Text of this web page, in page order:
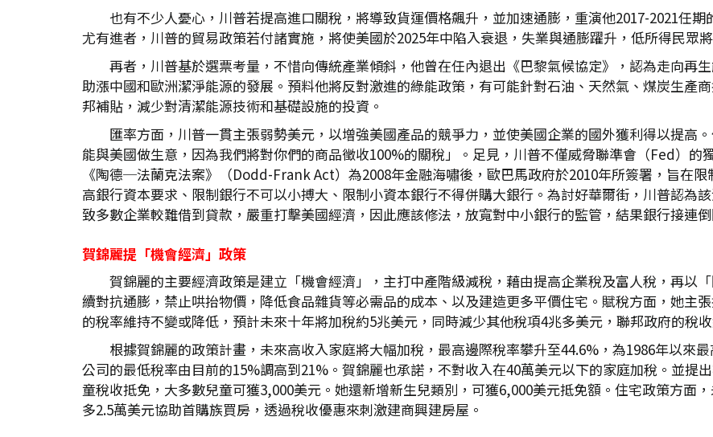
也有不少人憂心，川普若提高進口關稅，將導致貨運價格飆升，並加速通膨，重演他2017-2021任
尤有進者，川普的貿易政策若付諸實施，將使美國於2025年中陷入衰退，失業與通膨躍升，低所得民眾
再者，川普基於選票考量，不惜向傳統產業傾斜，他曾在任內退出《巴黎氣候協定》，認為走向再
助漲中國和歐洲潔淨能源的發展。預料他將反對激進的綠能政策，有可能針對石油、天然氣、煤炭生產
邦補貼，減少對清潔能源技術和基礎設施的投資。
匯率方面，川普一貫主張弱勢美元，以增強美國產品的競爭力，並使美國企業的國外獲利得以提高
能與美國做生意，因為我們將對你們的商品徵收100%的關稅」。足見，川普不僅威脅聯準會（Fed）的
《陶德─法蘭克法案》（Dodd-Frank Act）為2008年金融海嘯後，歐巴馬政府於2010年所簽署，旨在
高銀行資本要求、限制銀行不可以小搏大、限制小資本銀行不得併購大銀行。為討好華爾街，川普認為
致多數企業較難借到貸款，嚴重打擊美國經濟，因此應該修法，放寬對中小銀行的監管，結果銀行接連
賀錦麗提「機會經濟」政策
賀錦麗的主要經濟政策是建立「機會經濟」，主打中產階級減稅，藉由提高企業稅及富人稅，再以
續對抗通膨，禁止哄抬物價，降低食品雜貨等必需品的成本、以及建造更多平價住宅。賦稅方面，她主
的稅率維持不變或降低，預計未來十年將加稅約5兆美元，同時減少其他稅項4兆多美元，聯邦政府的稅
根據賀錦麗的政策計畫，未來高收入家庭將大幅加稅，最高邊際稅率攀升至44.6%，為1986年以來
公司的最低稅率由目前的15%調高到21%。賀錦麗也承諾，不對收入在40萬美元以下的家庭加稅。並提
童稅收抵免，大多數兒童可獲3,000美元。她還新增新生兒類別，可獲6,000美元抵免額。住宅政策方面
多2.5萬美元協助首購族買房，透過稅收優惠來刺激建商興建房屋。